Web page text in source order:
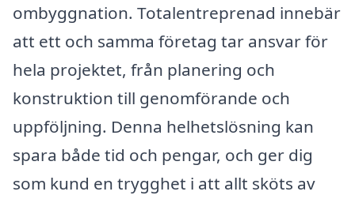
ombyggnation. Totalentreprenad innebär
att ett och samma företag tar ansvar för
hela projektet, från planering och
konstruktion till genomförande och
uppföljning. Denna helhetslösning kan
spara både tid och pengar, och ger dig
som kund en trygghet i att allt sköts av